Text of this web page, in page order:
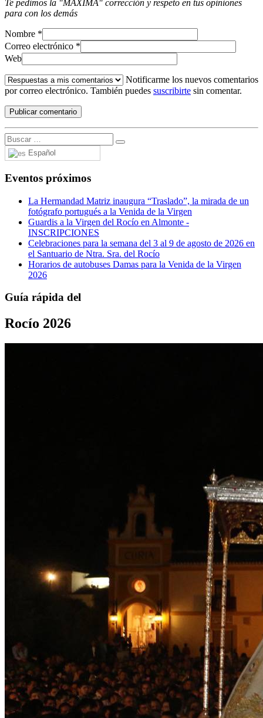
Te pedimos la "MÁXIMA" corrección y respeto en tus opiniones
para con los demás
Nombre *
Correo electrónico *
Web
Notificarme los nuevos comentarios
por correo electrónico. También puedes suscribirte sin comentar.
Español
Eventos próximos
La Hermandad Matriz inaugura “Traslado”, la mirada de un
fotógrafo portugués a la Venida de la Virgen
Guardis a la Virgen del Rocío en Almonte -
INSCRIPCIONES
Celebraciones para la semana del 3 al 9 de agosto de 2026 en
el Santuario de Ntra. Sra. del Rocío
Horarios de autobuses Damas para la Venida de la Virgen
2026
Guía rápida del
Rocío 2026